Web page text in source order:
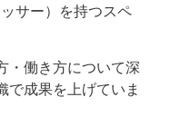
サー）を持つスペ
・働き方について深
で成果を上げていま